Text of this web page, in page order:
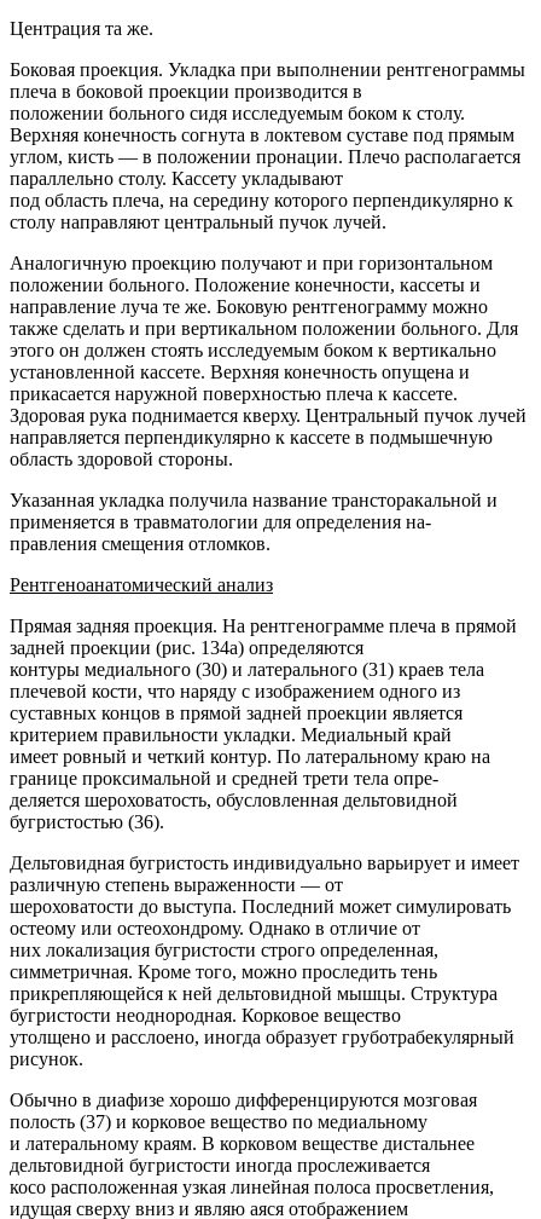
Центрация та же.
Боковая проекция. Укладка при выполнении рентгенограммы
плеча в боковой проекции производится в
положении больного сидя исследуемым боком к столу.
Верхняя конечность согнута в локтевом суставе под прямым
углом, кисть — в положении пронации. Плечо располагается
параллельно столу. Кассету укладывают
под область плеча, на середину которого перпендикулярно к
столу направляют центральный пучок лучей.
Аналогичную проекцию получают и при горизонтальном
положении больного. Положение конечности, кассеты и
направление луча те же. Боковую рентгенограмму можно
также сделать и при вертикальном положении больного. Для
этого он должен стоять исследуемым боком к вертикально
установленной кассете. Верхняя конечность опущена и
прикасается наружной поверхностью плеча к кассете.
Здоровая рука поднимается кверху. Центральный пучок лучей
направляется перпендикулярно к кассете в подмышечную
область здоровой стороны.
Указанная укладка получила название трансторакальной и
применяется в травматологии для определения на-
правления смещения отломков.
Рентгеноанатомический анализ
Прямая задняя проекция. На рентгенограмме плеча в прямой
задней проекции (рис. 134а) определяются
контуры медиального (30) и латерального (31) краев тела
плечевой кости, что наряду с изображением одного из
суставных концов в прямой задней проекции является
критерием правильности укладки. Медиальный край
имеет ровный и четкий контур. По латеральному краю на
границе проксимальной и средней трети тела опре-
деляется шероховатость, обусловленная дельтовидной
бугристостью (36).
Дельтовидная бугристость индивидуально варьирует и имеет
различную степень выраженности — от
шероховатости до выступа. Последний может симулировать
остеому или остеохондрому. Однако в отличие от
них локализация бугристости строго определенная,
симметричная. Кроме того, можно проследить тень
прикрепляющейся к ней дельтовидной мышцы. Структура
бугристости неоднородная. Корковое вещество
утолщено и расслоено, иногда образует груботрабекулярный
рисунок.
Обычно в диафизе хорошо дифференцируются мозговая
полость (37) и корковое вещество по медиальному
и латеральному краям. В корковом веществе дистальнее
дельтовидной бугристости иногда прослеживается
косо расположенная узкая линейная полоса просветления,
идущая сверху вниз и являю аяся отображением